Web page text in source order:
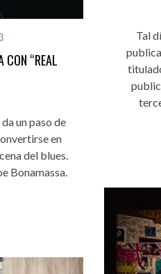
CON “REAL
un paso de
en
del blues.
Bonamassa.
Tal